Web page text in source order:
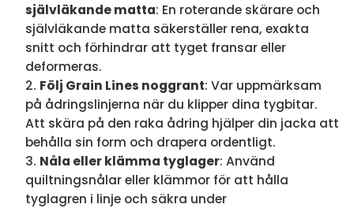
självläkande matta: En roterande skärare och
självläkande matta säkerställer rena, exakta
snitt och förhindrar att tyget fransar eller
deformeras.
Följ Grain Lines noggrant: Var uppmärksam
på ådringslinjerna när du klipper dina tygbitar.
Att skära på den raka ådring hjälper din jacka att
behålla sin form och drapera ordentligt.
Nåla eller klämma tyglager: Använd
quiltningsnålar eller klämmor för att hålla
tyglagren i linje och säkra under